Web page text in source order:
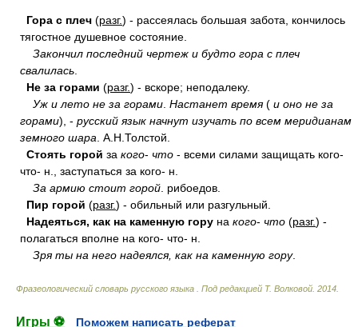
Гора с плеч (разг.) - рассеялась большая забота, кончилось
тягостное душевное состояние.
Закончил последний чертеж и будто гора с плеч
свалилась
Не за горами (разг.) - вскоре; неподалеку.
Уж и лето не за горами Настанет время( и оно не за
горами), - русский язык начнут изучать по всем меридианам
земного шара . А.Н.Толстой.
Стоять горой за кого- что - всеми силами защищать кого-
что- н., заступаться за кого- н.
За армию стоит горой . рибоедов.
Пир горой (разг.) - обильный или разгульный.
Надеяться, как на каменную гору на кого- что (разг.) -
полагаться вполне на кого- что- н.
Зря ты на него надеялся, как на каменную гору.
Фразеологический словарь русского языка Под редакцией Т. Волковой 2014
Игры ⚽
Поможем написать реферат